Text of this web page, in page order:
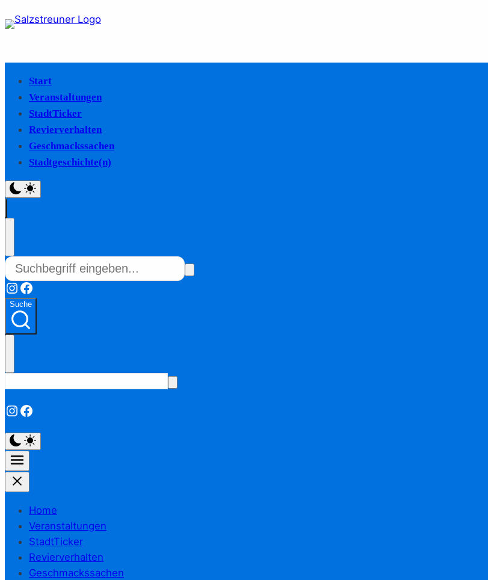
Start
Veranstaltungen
StadtTicker
Revierverhalten
Geschmackssachen
Stadtgeschichte(n)
Instagram
Facebook
Suche
Instagram
Facebook
Home
Veranstaltungen
StadtTicker
Revierverhalten
Geschmackssachen